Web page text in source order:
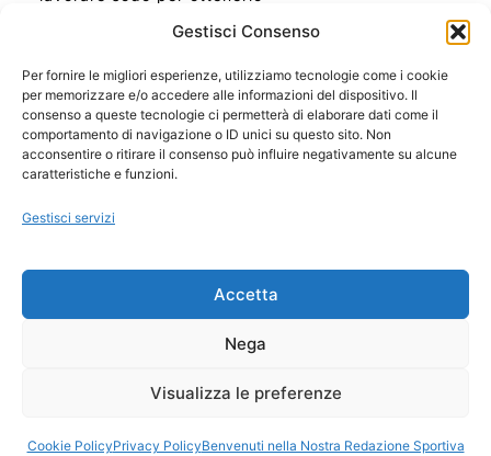
Gestisci Consenso
Per fornire le migliori esperienze, utilizziamo tecnologie come i cookie
per memorizzare e/o accedere alle informazioni del dispositivo. Il
consenso a queste tecnologie ci permetterà di elaborare dati come il
comportamento di navigazione o ID unici su questo sito. Non
acconsentire o ritirare il consenso può influire negativamente su alcune
caratteristiche e funzioni.
Gestisci servizi
Accetta
Nega
Visualizza le preferenze
Cookie PolicyPrivacy PolicyBenvenuti nella Nostra Redazione Sportiva
Ora Esatta in Italia in questo momento
Ti Senti Strano Ultimamente? Potrebbe Essere per
la Risonanza di Schumann
Come Sapere Se Stai Ascendendo alla Quinta
Copyright 2026 NotiziePlus.com
📰 Contenuto Umano Verificato
Privacy Coockie
Pubblicità